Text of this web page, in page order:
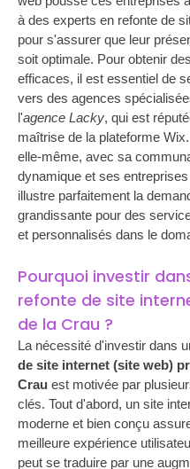
à des experts en refonte de
pour s'assurer que leur
soit optimale. Pour obtenir
efficaces, il est essentiel de
vers des agences
l'agence Lacky, qui est
maîtrise de la plateforme
elle-même, avec sa
dynamique et ses
illustre parfaitement la
grandissante pour des
et personnalisés dans le
Pourquoi investir
refonte de site
de la Crau ?
La nécessité d'investir dans
de site internet (site web)
Crau est motivée par
clés. Tout d'abord, un site
moderne et bien conçu
meilleure expérience
peut se traduire par une